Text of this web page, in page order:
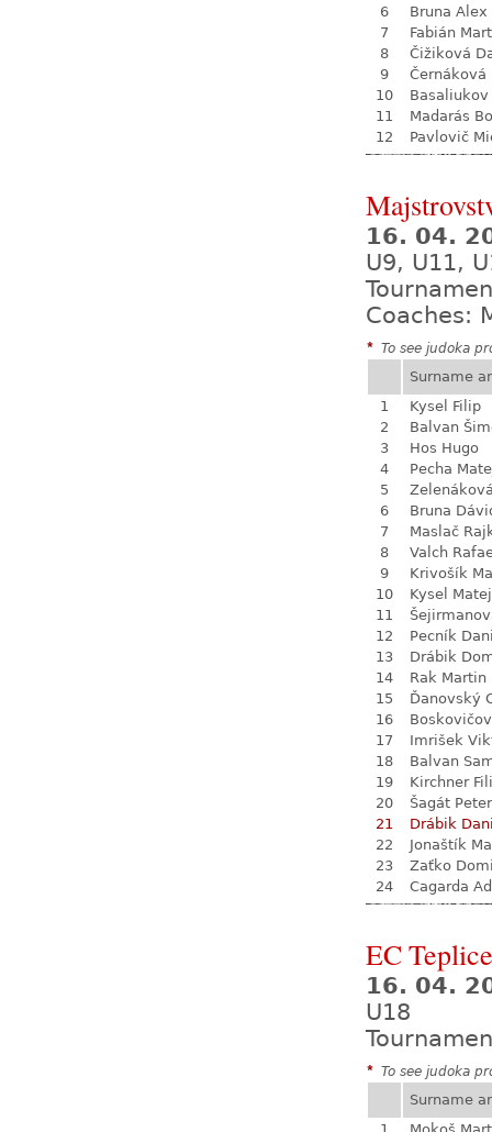
6
Bruna Alex
7
Fabián
8
Čižiková
9
Černáková
10
Basaliukov
11
Madarás
12
Pavlovič
16. 04.
U9, U11,
Coaches:
* To see judoka
Surname
1
Kysel Filip
2
Balvan
3
Hos Hugo
4
Pecha
5
6
Bruna
7
Maslač
8
Valch
9
Krivošík
10
Kysel Matej
11
12
Pecník
13
Drábik
14
Rak Martin
15
Ďanovský
16
17
Imrišek
18
Balvan
19
Kirchner
20
Šagát Peter
21
Drábik
22
Jonaštík
23
Zaťko
24
Cagarda
EC Teplice
16. 04.
U18
* To see judoka
Surname